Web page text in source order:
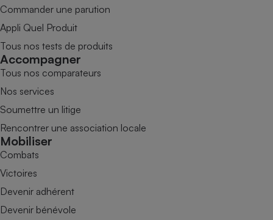
Commander une parution
Appli Quel Produit
Tous nos tests de produits
Accompagner
Tous nos comparateurs
Nos services
Soumettre un litige
Rencontrer une association locale
Mobiliser
Combats
Victoires
Devenir adhérent
Devenir bénévole